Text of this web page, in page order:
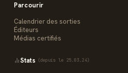
Parcourir
Calendrier des sorties
Éditeurs
Médias certifiés
Stats (depuis le 25.03.24)